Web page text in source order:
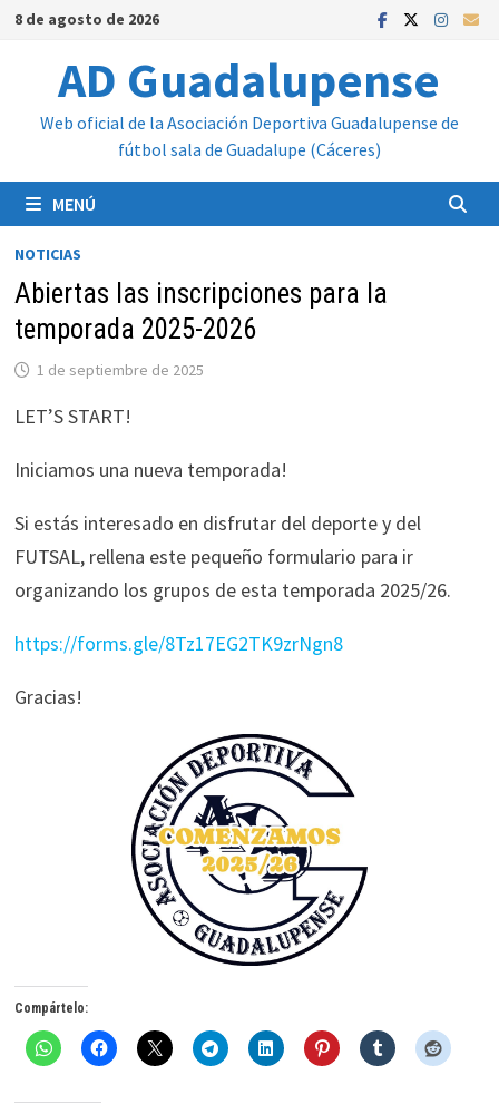
Saltar
contenido
8 de agosto de 2026
AD Guadalupense
Web oficial de la Asociación Deportiva Guadalupense de
fútbol sala de Guadalupe (Cáceres)
MENÚ
NOTICIAS
Abiertas las inscripciones para la
temporada 2025-2026
1 de septiembre de 2025
LET’S START!
Iniciamos una nueva temporada!
Si estás interesado en disfrutar del deporte y del
FUTSAL, rellena este pequeño formulario para ir
organizando los grupos de esta temporada 2025/26.
https://forms.gle/8Tz17EG2TK9zrNgn8
Gracias!
Compártelo: